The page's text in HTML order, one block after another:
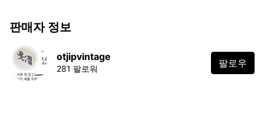
판매자 정보
otjipvintage
281 팔로워 팔로우